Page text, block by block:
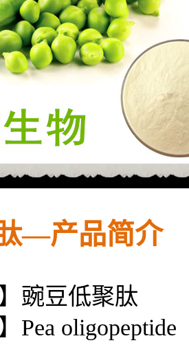
—产品简介
豌豆低聚肽
Pea oligopeptide